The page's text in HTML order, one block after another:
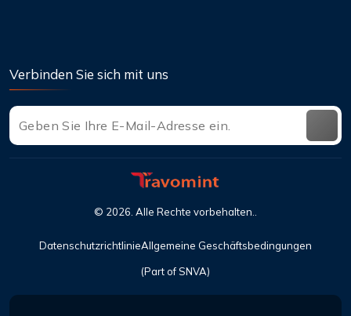
Verbinden Sie sich mit uns
(Part of SNVA)
© 2026 . Alle Rechte vorbehalten..
DatenschutzrichtlinieAllgemeine Geschäftsbedingungen